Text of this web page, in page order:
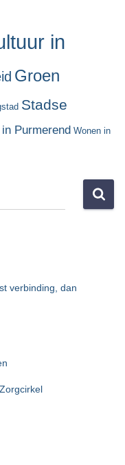
in
Groen
Stadse
Purmerend Wonen in
verbinding, dan